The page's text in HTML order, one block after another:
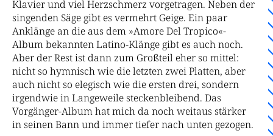
Klavier und viel Herzschmerz vorgetragen. Neben der
singenden Säge gibt es vermehrt Geige. Ein paar
Anklänge an die aus dem »Amore Del Tropico«-
Album bekannten Latino-Klänge gibt es auch noch.
Aber der Rest ist dann zum Großteil eher so mittel:
nicht so hymnisch wie die letzten zwei Platten, aber
auch nicht so elegisch wie die ersten drei, sondern
irgendwie in Langeweile steckenbleibend. Das
Vorgänger-Album hat mich da noch weitaus stärker
in seinen Bann und immer tiefer nach unten gezogen.